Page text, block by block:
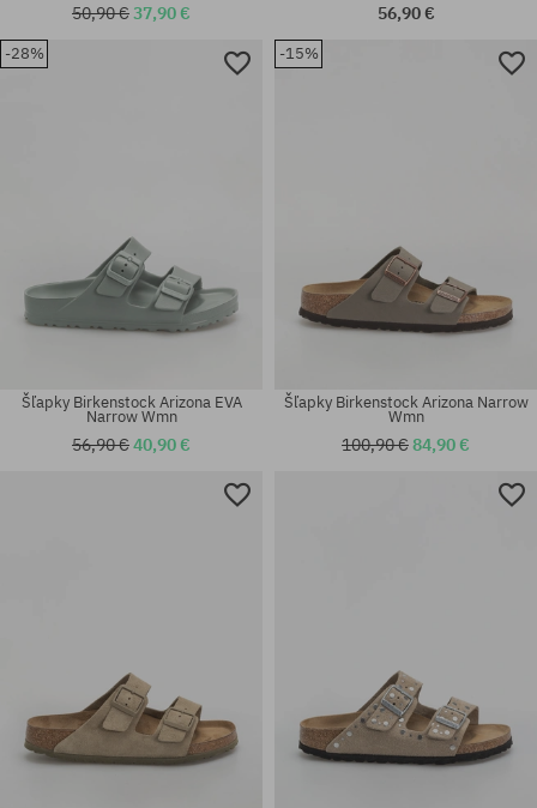
Dostupné veľkosti:
Dostupné veľkosti:
50,90 €37,90 € 56,90 €
-28%
Šľapky Birkenstock Arizona EVA
Narrow Wmn
56,90 €40,90 €
-15%
Šľapky Birkenstock Arizona Narrow
Wmn
100,90 €84,90 €